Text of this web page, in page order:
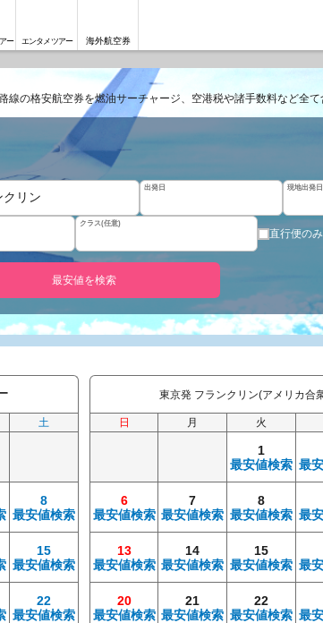
ー エンタメツアー 海外航空券
線の格安航空券を燃油サーチャージ、空港税や諸手数料など全
クリン
出発日 現地出発日
クラス(任意)
直行便のみ
最安値を検索
土
8
最安値検索
15
最安値検索
22
最安値検索
東京発 フランクリン(アメリカ合
日 月 火
1
最安値検索 最
6
最安値検索
7
最安値検索
8
最安値検索 最
13
最安値検索
14
最安値検索
15
最安値検索 最
20
最安値検索
21
最安値検索
22
最安値検索 最